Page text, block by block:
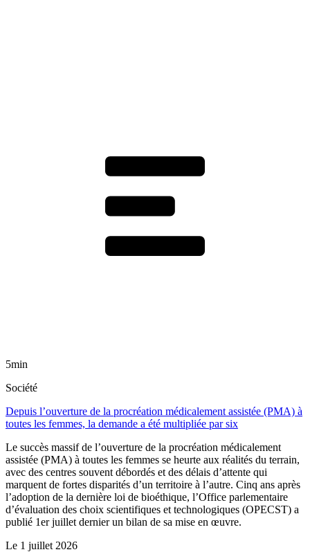
5min
Société
Depuis l’ouverture de la procréation médicalement assistée (PMA) à
toutes les femmes, la demande a été multipliée par six
Le succès massif de l’ouverture de la procréation médicalement
assistée (PMA) à toutes les femmes se heurte aux réalités du terrain,
avec des centres souvent débordés et des délais d’attente qui
marquent de fortes disparités d’un territoire à l’autre. Cinq ans après
l’adoption de la dernière loi de bioéthique, l’Office parlementaire
d’évaluation des choix scientifiques et technologiques (OPECST) a
publié 1er juillet dernier un bilan de sa mise en œuvre.
Le 1 juillet 2026